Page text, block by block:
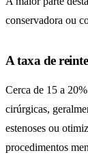
conservadora ou
A taxa de
Cerca de 15 a
cirúrgicas,
estenoses ou
procedimentos